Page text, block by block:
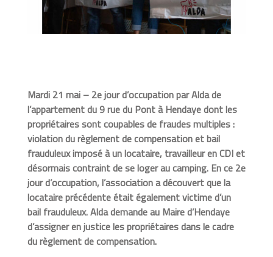
Mardi 21 mai – 2e jour d’occupation par Alda de
l’appartement du 9 rue du Pont à Hendaye dont les
propriétaires sont coupables de fraudes multiples :
violation du règlement de compensation et bail
frauduleux imposé à un locataire, travailleur en CDI et
désormais contraint de se loger au camping. En ce 2e
jour d’occupation, l’association a découvert que la
locataire précédente était également victime d’un
bail frauduleux. Alda demande au Maire d’Hendaye
d’assigner en justice les propriétaires dans le cadre
du règlement de compensation.